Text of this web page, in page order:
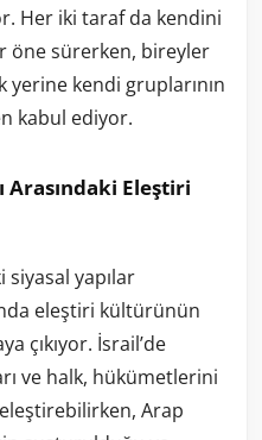
Her iki taraf da kendini
öne sürerken, bireyler
kendi gruplarının
kabul ediyor.
Arasındaki Eleştiri
siyasal yapılar
eleştiri kültürünün
çıkıyor. İsrail’de
ve halk, hükümetlerini
Arap